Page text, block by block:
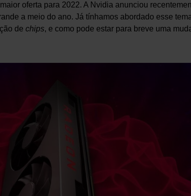
oferta para 2022. A Nvidia anunciou
a meio do ano. Já tínhamos abordado esse
de chips, e como pode estar para breve uma